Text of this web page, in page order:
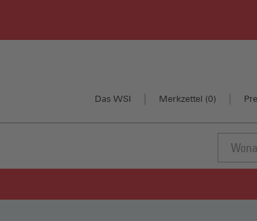
Das WSI Merkzettel (0)